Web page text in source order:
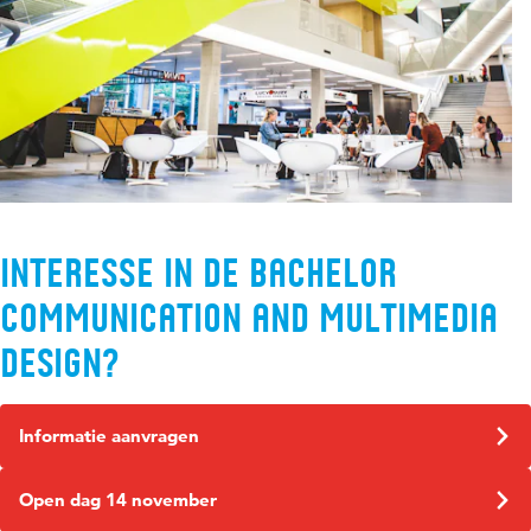
Interesse in de bachelor
Communication and Multimedia
Design?
Informatie aanvragen
Open dag 14 november